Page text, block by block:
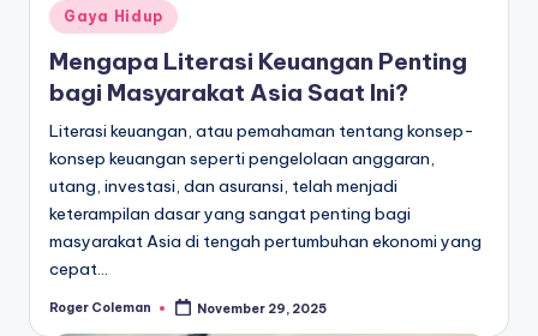
Posted
in
Gaya Hidup
Mengapa Literasi Keuangan Penting
bagi Masyarakat Asia Saat Ini?
Literasi keuangan, atau pemahaman tentang konsep-
konsep keuangan seperti pengelolaan anggaran,
utang, investasi, dan asuransi, telah menjadi
keterampilan dasar yang sangat penting bagi
masyarakat Asia di tengah pertumbuhan ekonomi yang
cepat…
Posted
Roger Coleman November 29, 2025